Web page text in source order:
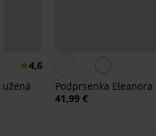
4,6
Podprsenka
41,99 €